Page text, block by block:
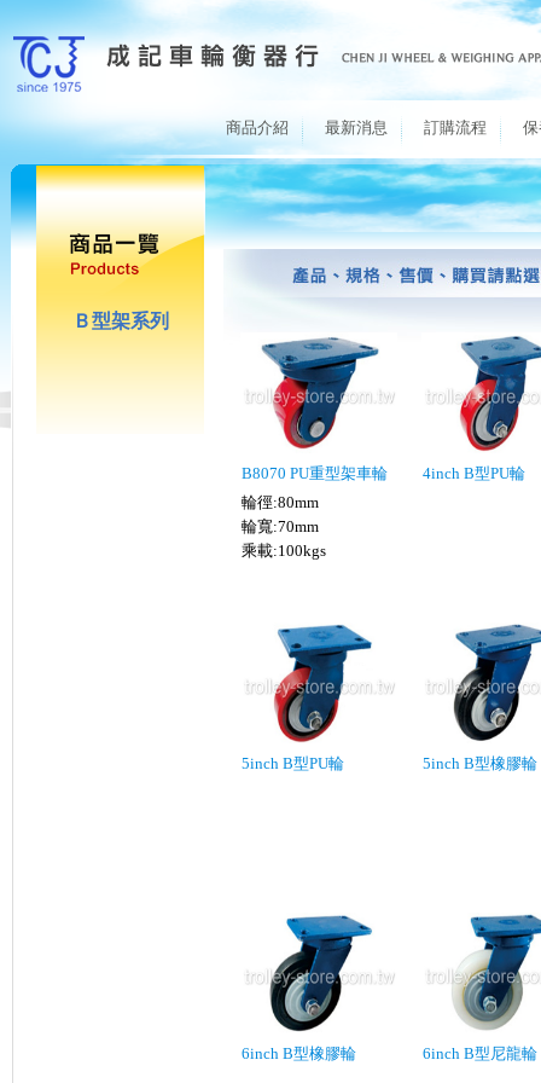
商品介紹 最新消息 訂購流程
Ｂ型架系列
B8070 PU重型架車輪
輪徑:80mm
輪寬:70mm
乘載:100kgs
4inch B型PU輪
5inch B型PU輪 5inch B型橡膠輪
6inch B型橡膠輪 6inch B型尼龍輪